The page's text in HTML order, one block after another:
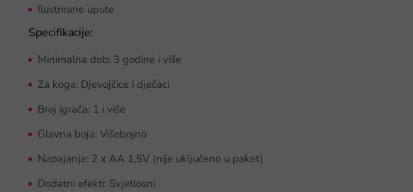
Ilustrirane upute
Specifikacije:
Minimalna dob: 3 godine i više
Za koga: Djevojčice i dječaci
Broj igrača: 1 i više
Glavna boja: Višebojno
Napajanje: 2 x AA 1,5V (nije uključeno u paket)
Dodatni efekti: Svjetlosni